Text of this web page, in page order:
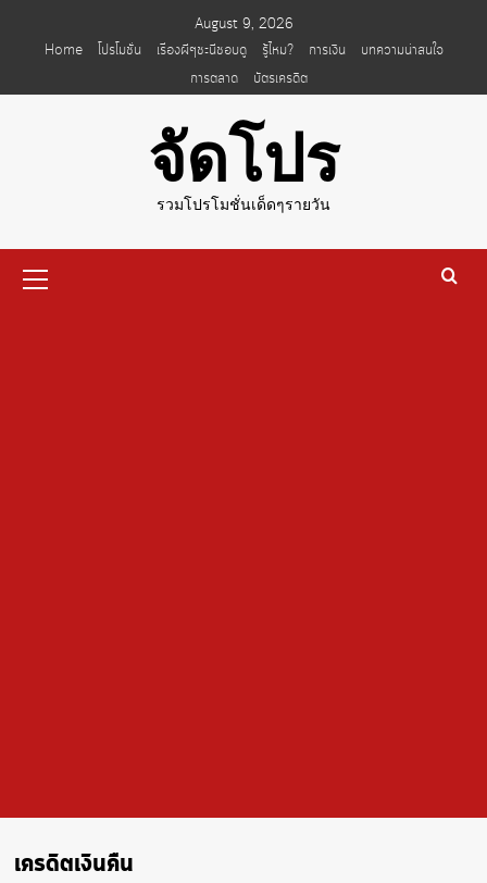
August 9, 2026
Home
โปรโมชั่น เรื่องผีๆชะนีชอบดู รู้ไหม? การเงิน
บทความน่าสนใจ
การตลาด
บัตรเครดิต
จัดโปร
รวมโปรโมชั่นเด็ดๆรายวัน
Menu
เครดิตเงินคืน